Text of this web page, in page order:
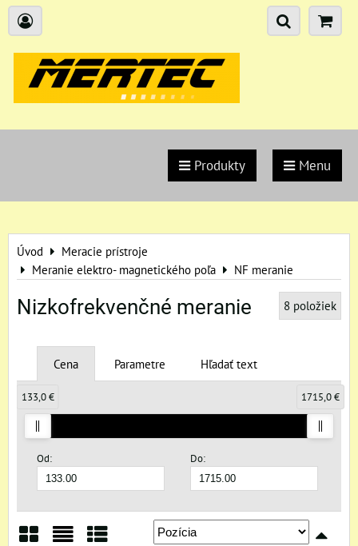
Produkty Menu
Úvod
Meracie prístroje
Meranie elektro- magnetického poľa
NF meranie
Nizkofrekvenčné meranie 8 položiek
Cena Parametre Hľadať text
Od: Do:
133,0 € 1715,0 €